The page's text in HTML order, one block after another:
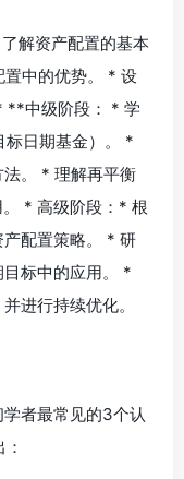
解资产配置的基本
置中的优势。 * 设
**中级阶段： * 学
标日期基金）。 *
。 * 理解再平衡
。 * 高级阶段：* 根
配置策略。 * 研
标中的应用。 *
进行持续优化。
者最常见的3个认